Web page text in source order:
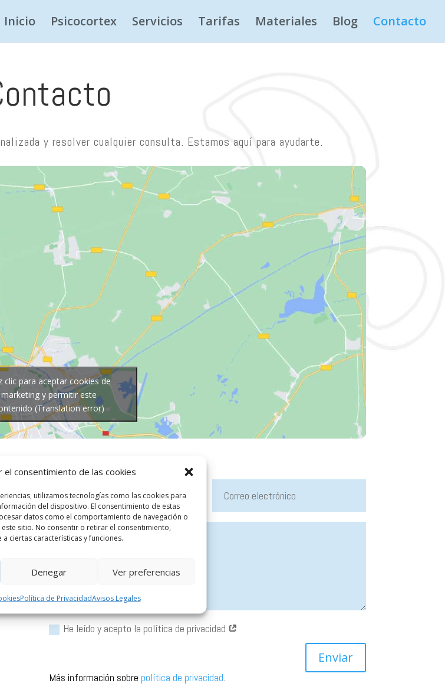
el consentimiento de las cookies
utilizamos tecnologías como las cookies para
del dispositivo. El consentimiento de estas
datos como el comportamiento de navegación o
sitio. No consentir o retirar el consentimiento,
ciertas características y funciones.
Denegar Ver preferencias
Política de PrivacidadAvisos Legales
Inicio Psicocortex Servicios Tarifas Materiales Blog Contacto
y resolver cualquier consulta. Estamos aquí para ayudarte.
clic para aceptar cookies de
marketing y permitir este
(Translation error)
He leído y acepto la política de privacidad
Enviar
Más información sobre política de privacidad.